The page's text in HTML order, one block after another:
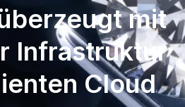
mit
Infrastruktur
Cloud